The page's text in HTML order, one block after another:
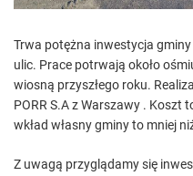
Trwa potężna inwestycja
ulic. Prace potrwają około
wiosną przyszłego roku.
PORR S.A z Warszawy . Koszt
wkład własny gminy to mniej
Z uwagą przyglądamy się